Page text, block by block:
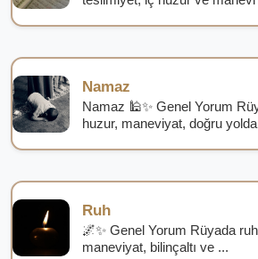
Namaz
Namaz 🕌✨ Genel Yorum
huzur, maneviyat, doğru
Ruh
🌌✨ Genel Yorum Rüyada
maneviyat, bilinçaltı ve ...